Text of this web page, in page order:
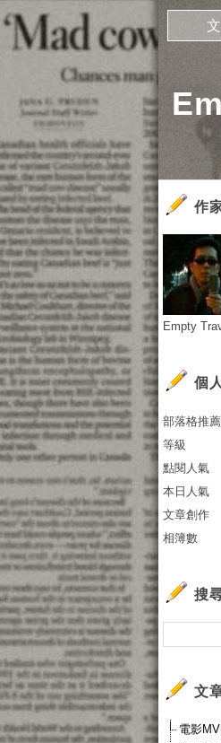
作
Empty
個
部落格推薦
等級
點閱人氣
本日人氣
文章創作
相簿數
搜
文
電影